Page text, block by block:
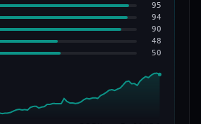
#193
50/100
95
94
90
48
50